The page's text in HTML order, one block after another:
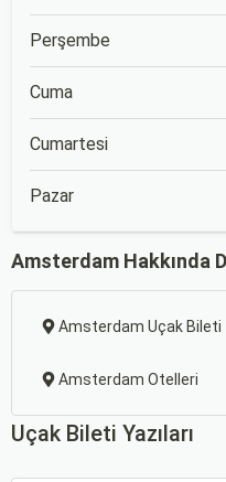
Perşembe
Cuma
Cumartesi
Pazar
Amsterdam Hakkında
Amsterdam Uçak Bileti
Amsterdam Otelleri
Uçak Bileti Yazıları